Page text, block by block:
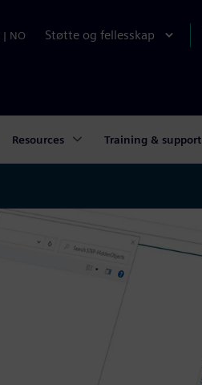
| NO Støtte og fellesskap
Resources Training & support